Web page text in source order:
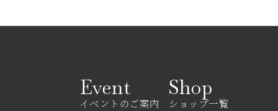
Event
イベントのご案内
Shop
ショップ一覧